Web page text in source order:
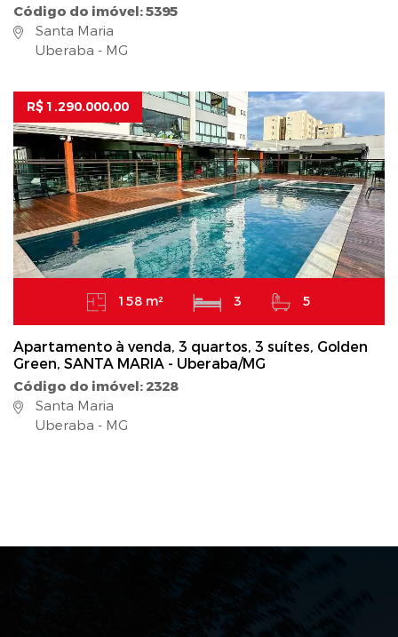
Código do imóvel: 5395
Santa Maria
Uberaba - MG
R$ 1.290.000,00
158 m² 3 5
Apartamento à venda, 3 quartos, 3 suítes, Golden
Green, SANTA MARIA - Uberaba/MG
Código do imóvel: 2328
Santa Maria
Uberaba - MG